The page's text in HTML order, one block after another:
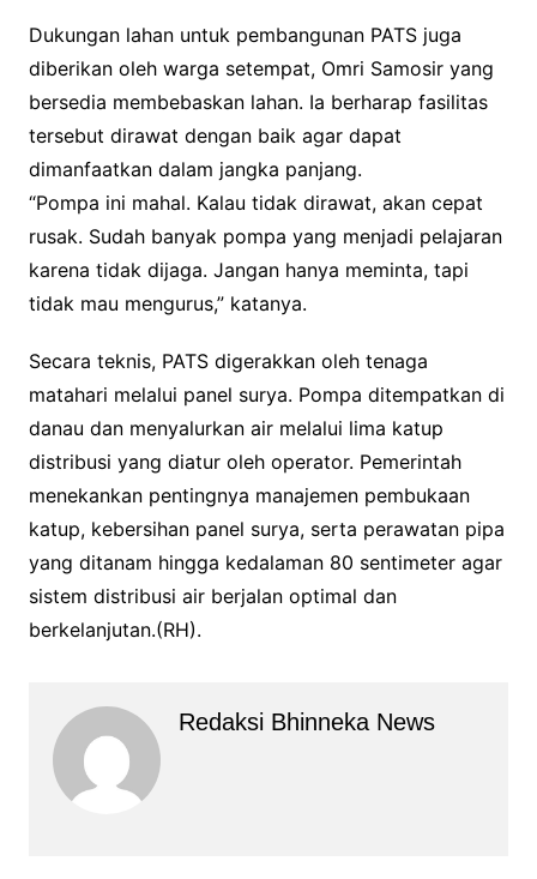
Dukungan lahan untuk pembangunan PATS juga
diberikan oleh warga setempat, Omri Samosir yang
bersedia membebaskan lahan. Ia berharap fasilitas
tersebut dirawat dengan baik agar dapat
dimanfaatkan dalam jangka panjang.
“Pompa ini mahal. Kalau tidak dirawat, akan cepat
rusak. Sudah banyak pompa yang menjadi pelajaran
karena tidak dijaga. Jangan hanya meminta, tapi
tidak mau mengurus,” katanya.
Secara teknis, PATS digerakkan oleh tenaga
matahari melalui panel surya. Pompa ditempatkan di
danau dan menyalurkan air melalui lima katup
distribusi yang diatur oleh operator. Pemerintah
menekankan pentingnya manajemen pembukaan
katup, kebersihan panel surya, serta perawatan pipa
yang ditanam hingga kedalaman 80 sentimeter agar
sistem distribusi air berjalan optimal dan
berkelanjutan.(RH).
Redaksi Bhinneka News